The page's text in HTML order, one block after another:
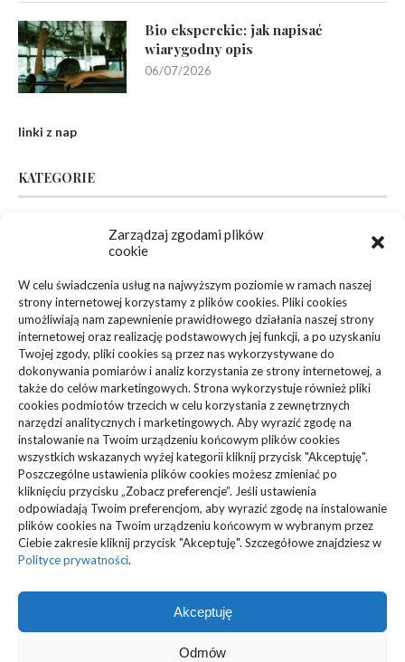
Zarządzaj zgodami plików
cookie
W celu świadczenia usług na najwyższym poziomie w ramach naszej
strony internetowej korzystamy z plików cookies. Pliki cookies
umożliwiają nam zapewnienie prawidłowego działania naszej strony
internetowej oraz realizację podstawowych jej funkcji, a po uzyskaniu
Twojej zgody, pliki cookies są przez nas wykorzystywane do
dokonywania pomiarów i analiz korzystania ze strony internetowej, a
także do celów marketingowych. Strona wykorzystuje również pliki
cookies podmiotów trzecich w celu korzystania z zewnętrznych
narzędzi analitycznych i marketingowych. Aby wyrazić zgodę na
instalowanie na Twoim urządzeniu końcowym plików cookies
wszystkich wskazanych wyżej kategorii kliknij przycisk "Akceptuję".
Poszczególne ustawienia plików cookies możesz zmieniać po
kliknięciu przycisku „Zobacz preferencje”. Jeśli ustawienia
odpowiadają Twoim preferencjom, aby wyrazić zgodę na instalowanie
plików cookies na Twoim urządzeniu końcowym w wybranym przez
Ciebie zakresie kliknij przycisk "Akceptuję". Szczegółowe znajdziesz w
Polityce prywatności.
Akceptuję
Odmów
Bio eksperckie: jak napisać
wiarygodny opis
06/07/2026
linki z nap
KATEGORIE
(94)
Dom, Ogród
Zdrowie, Medycyna
Edukacja, Rozrywka (36)
Sport, Turystyka
Budownictwo, Przemysł
Technologie (23)
Usługi (73)